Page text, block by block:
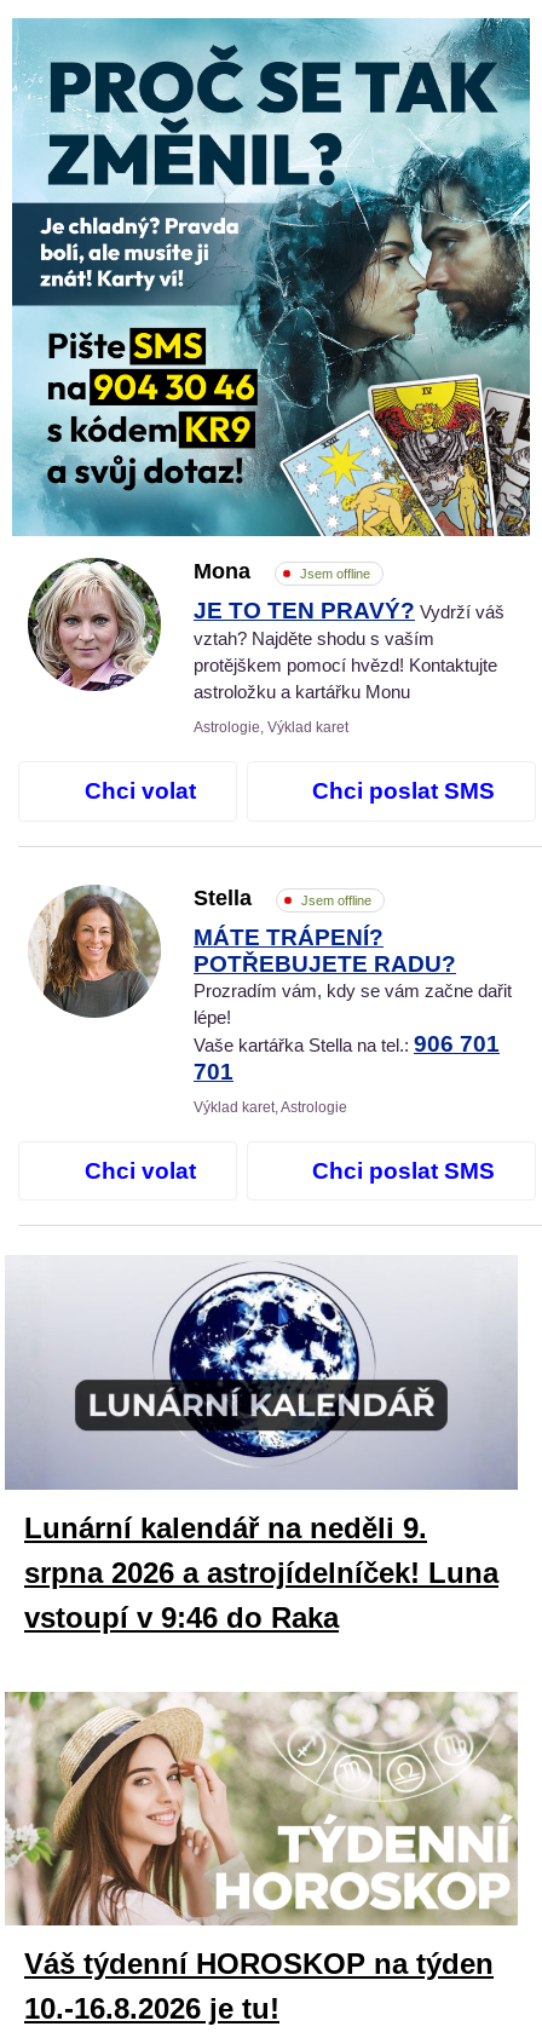
Mona Jsem offline
JE TO TEN PRAVÝ? Vydrží váš
vztah? Najděte shodu s vaším
protějškem pomocí hvězd! Kontaktujte
astroložku a kartářku Monu
Astrologie, Výklad karet
Chci volat Chci poslat SMS
Stella Jsem offline
MÁTE TRÁPENÍ?
POTŘEBUJETE RADU?
Prozradím vám, kdy se vám začne dařit
lépe!
Vaše kartářka Stella na tel.: 906 701
701
Výklad karet, Astrologie
Chci volat Chci poslat SMS
Lunární kalendář na neděli 9.
srpna 2026 a astrojídelníček! Luna
vstoupí v 9:46 do Raka
Váš týdenní HOROSKOP na týden
10.-16.8.2026 je tu!